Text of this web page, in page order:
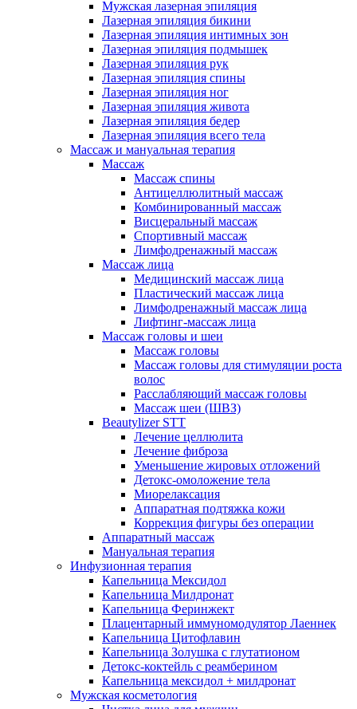
Мужская лазерная эпиляция
Лазерная эпиляция бикини
Лазерная эпиляция интимных зон
Лазерная эпиляция подмышек
Лазерная эпиляция рук
Лазерная эпиляция спины
Лазерная эпиляция ног
Лазерная эпиляция живота
Лазерная эпиляция бедер
Лазерная эпиляция всего тела
Массаж и мануальная терапия
Массаж
Массаж спины
Антицеллюлитный массаж
Комбинированный массаж
Висцеральный массаж
Спортивный массаж
Лимфодренажный массаж
Массаж лица
Медицинский массаж лица
Пластический массаж лица
Лимфодренажный массаж лица
Лифтинг-массаж лица
Массаж головы и шеи
Массаж головы
Массаж головы для стимуляции роста
волос
Расслабляющий массаж головы
Массаж шеи (ШВЗ)
Beautylizer STT
Лечение целлюлита
Лечение фиброза
Уменьшение жировых отложений
Детокс-омоложение тела
Миорелаксация
Аппаратная подтяжка кожи
Коррекция фигуры без операции
Аппаратный массаж
Мануальная терапия
Инфузионная терапия
Капельница Мексидол
Капельница Милдронат
Капельница Феринжект
Плацентарный иммуномодулятор Лаеннек
Капельница Цитофлавин
Капельница Золушка с глутатионом
Детокс-коктейль с реамберином
Капельница мексидол + милдронат
Мужская косметология